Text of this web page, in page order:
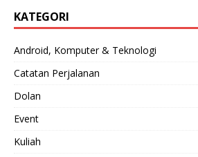
KATEGORI
Android, Komputer & Teknologi
Catatan Perjalanan
Dolan
Event
Kuliah